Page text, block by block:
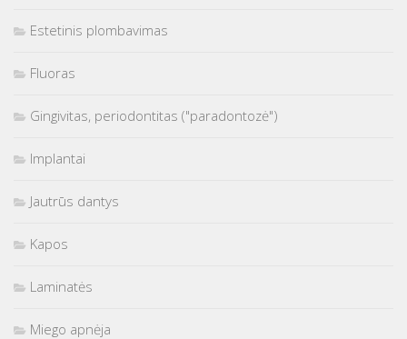
Estetinis plombavimas
Fluoras
Gingivitas, periodontitas ("paradontozė")
Implantai
Jautrūs dantys
Kapos
Laminatės
Miego apnėja